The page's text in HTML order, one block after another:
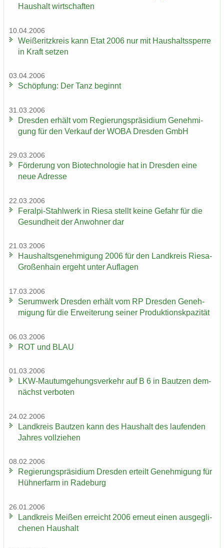
Haus­halt wirt­schaf­ten
10.04.2006
Wei­ße­ritz­kreis kann Etat 2006 nur mit Haus­halts­sper­re
in Kraft set­zen
03.04.2006
Schöp­fung: Der Tanz be­ginnt
31.03.2006
Dres­den er­hält vom Re­gie­rungs­prä­si­di­um Ge­neh­mi­
gung für den Ver­kauf der WOBA Dres­den GmbH
29.03.2006
För­de­rung von Bio­tech­no­lo­gie hat in Dres­den eine
neue Adres­se
22.03.2006
Feralpi-​Stahlwerk in Riesa stellt keine Ge­fahr für die
Ge­sund­heit der An­woh­ner dar
21.03.2006
Haus­halts­ge­neh­mi­gung 2006 für den Land­kreis Riesa-​
Großenhain er­geht unter Auf­la­gen
17.03.2006
Ser­um­werk Dres­den er­hält vom RP Dres­den Ge­neh­
mi­gung für die Er­wei­te­rung sei­ner Pro­duk­ti­onskpa­zi­tät
06.03.2006
ROT und BLAU
01.03.2006
LKW-​Mautumgehungsverkehr auf B 6 in Baut­zen dem­
nächst ver­bo­ten
24.02.2006
Land­kreis Baut­zen kann des Haus­halt des lau­fen­den
Jah­res voll­zie­hen
08.02.2006
Re­gie­rungs­prä­si­di­um Dres­den er­teilt Ge­neh­mi­gung für
Hüh­ner­farm in Ra­de­burg
26.01.2006
Land­kreis Mei­ßen er­reicht 2006 er­neut einen aus­ge­gli­
che­nen Haus­halt